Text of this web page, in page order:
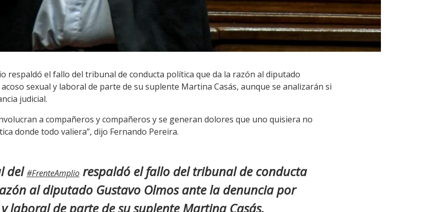
respaldó el fallo del tribunal de conducta política que da la razón al diputado
sexual y laboral de parte de su suplente Martina Casás, aunque se analizarán si
judicial.
a compañeros y compañeros y se generan dolores que uno quisiera no
donde todo valiera”, dijo Fernando Pereira.
del#FrenteAmpliorespaldó el fallo del tribunal de conducta
al diputado Gustavo Olmos ante la denuncia por
laboral de parte de su suplente Martina Casás.